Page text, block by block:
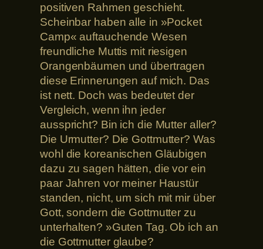
positiven Rahmen geschieht.
Scheinbar haben alle in »Pocket
Camp« auftauchende Wesen
freundliche Muttis mit riesigen
Orangenbäumen und übertragen
diese Erinnerungen auf mich. Das
ist nett. Doch was bedeutet der
Vergleich, wenn ihn jeder
ausspricht? Bin ich die Mutter aller?
Die Urmutter? Die Gottmutter? Was
wohl die koreanischen Gläubigen
dazu zu sagen hätten, die vor ein
paar Jahren vor meiner Haustür
standen, nicht, um sich mit mir über
Gott, sondern die Gottmutter zu
unterhalten? »Guten Tag. Ob ich an
die Gottmutter glaube?